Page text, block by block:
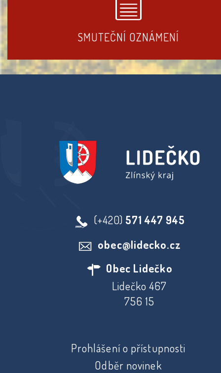
SMUTEČNÍ OZNÁMENÍ
(+420) 571 447 945
obec@lidecko.cz
Obec Lidečko
Lidečko 467
756 15
Prohlášení o přístupnosti
Odběr novinek